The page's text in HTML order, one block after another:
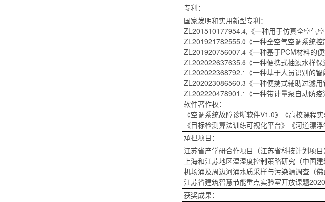
专利：
国家发明和实用新型专利：
ZL201510177954.4,《一种用于仿真全空气空
ZL201921782555.0《一种全空气空调系统控
ZL201920756007.4《一种基于PCM材料的便
ZL202022637635.6《一种便携式抽滤水样保
ZL202022368792.1《一种基于人员识别的智
ZL202023086560.3《一种便携式辅助过滤用
ZL202220478901.1《一种带计量泵自动防疫
软件著作权：
《空调系统故障诊断软件V1.0》《高校课程
《目标检测算法训练可视化平台》《河道漂浮
承担项目：
江苏省产学研合作项目（江苏省科技计划项
上海和江苏地区温湿度控制策略研究（中国
机场涌及周边河涌水质采样与污染源调查（
江苏省建筑智慧节能重点实验室开放课题
获奖成果：